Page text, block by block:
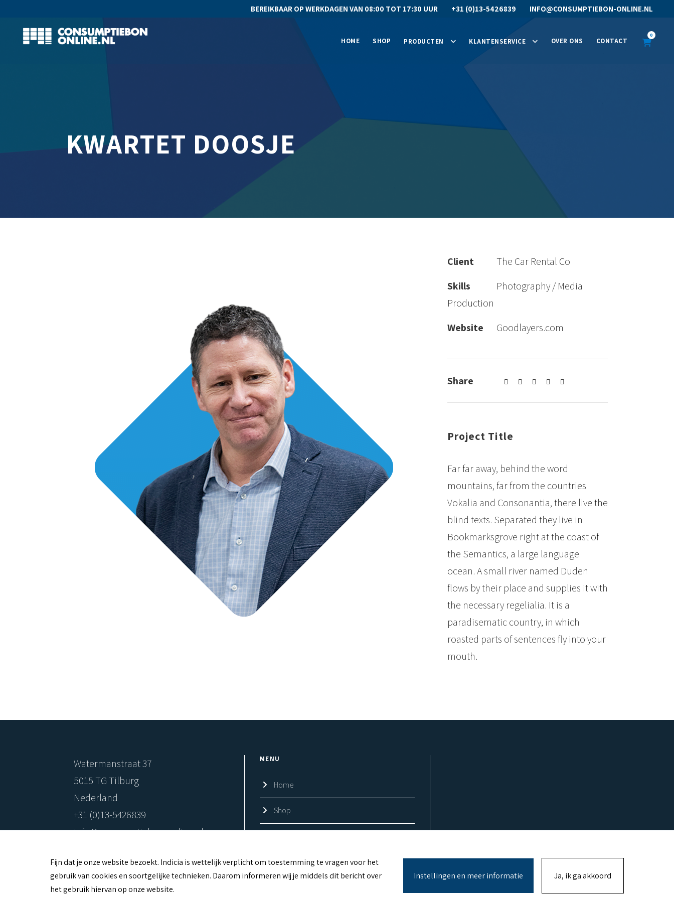
C
O
Fijn dat je onze website bezoekt. Indicia is wettelijk verplicht om toestemming te vragen voor het
gebruik van cookies en soortgelijke technieken. Daarom informeren wij je middels dit bericht over
het gebruik hiervan op onze website.
Instellingen en meer informatie Ja, ik ga akkoord
BEREIKBAAR OP WERKDAGEN VAN 08:00 TOT 17:30 UUR +31 (0)13-5426839 INFO@CONSUMPTIEBON-ONLINE.NL
HOME SHOP PRODUCTEN KLANTENSERVICE OVER ONS CONTACT
0
KWARTET DOOSJE
Client
The Car Rental Co
Skills
Photography / Media
Production
Website
Goodlayers.com
Share
Project Title
Far far away, behind the word
mountains, far from the countries
Vokalia and Consonantia, there live the
blind texts. Separated they live in
Bookmarksgrove right at the coast of
the Semantics, a large language
ocean. A small river named Duden
flows by their place and supplies it with
the necessary regelialia. It is a
paradisematic country, in which
roasted parts of sentences fly into your
mouth.
Watermanstraat 37
5015 TG Tilburg
Nederland
+31 (0)13-5426839
info@consumptiebon-online.nl
MENU
Home
Shop
Contact